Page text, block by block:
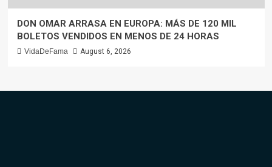
DON OMAR ARRASA EN EUROPA: MÁS DE 120 MIL
BOLETOS VENDIDOS EN MENOS DE 24 HORAS
VidaDeFama August 6, 2026